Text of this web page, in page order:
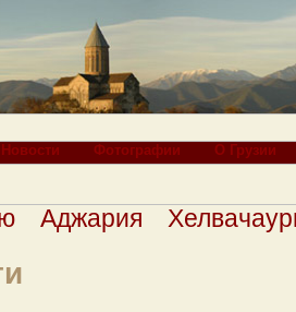
Новости Фотографии О Грузии
Аджария